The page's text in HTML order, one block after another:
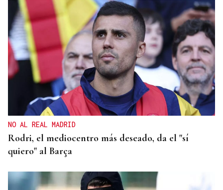
NO AL REAL MADRID
Rodri, el mediocentro más deseado, da el "sí
quiero" al Barça